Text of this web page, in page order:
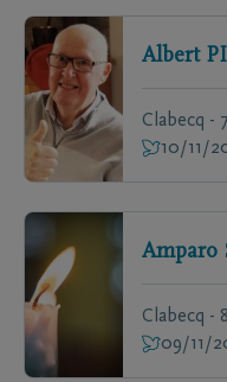
Albert
Clabecq -
10/11/
Amparo
Clabecq -
09/11/